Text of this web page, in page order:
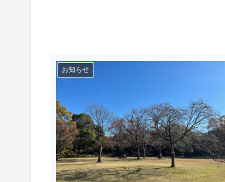
お知らせ